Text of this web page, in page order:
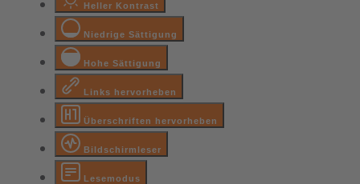
Heller Kontrast
Niedrige Sättigung
Hohe Sättigung
Links hervorheben
Überschriften hervorheben
Bildschirmleser
Lesemodus